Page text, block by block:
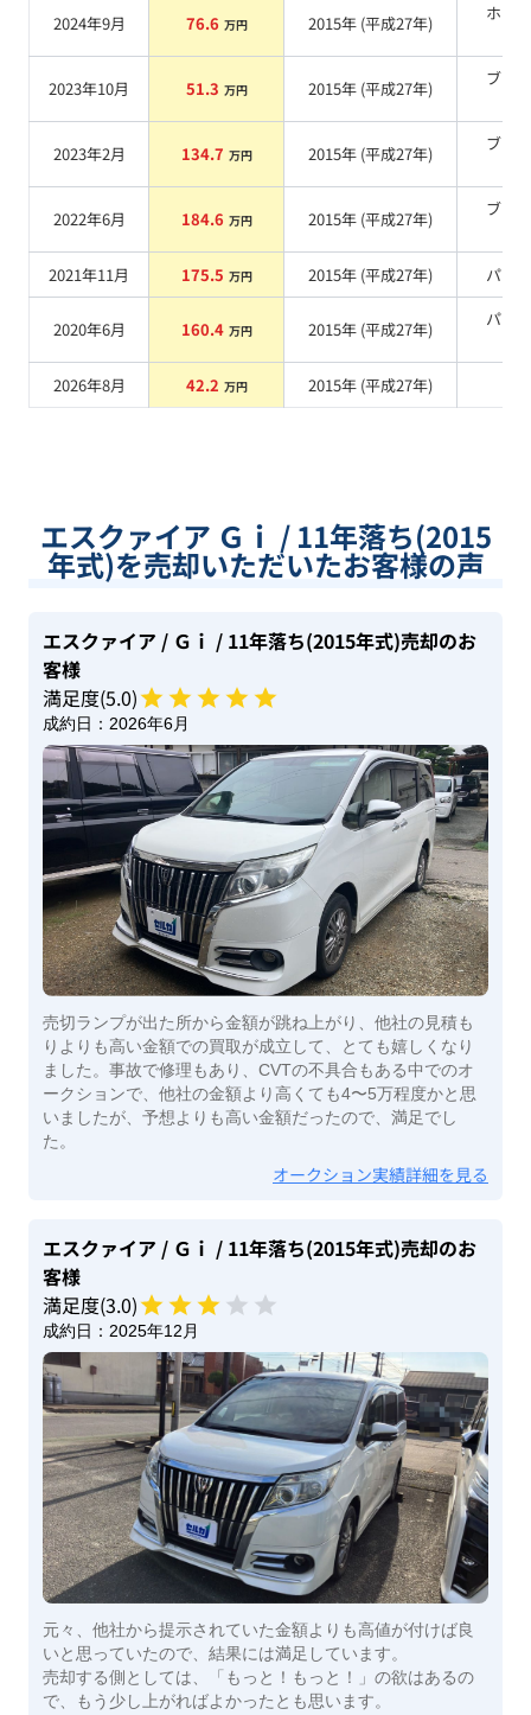
2024年9月 76.6 万円 2015年 (平成27年)
ホワ
2023年10月 51.3 万円 2015年 (平成27年)
ブラ
2023年2月 134.7 万円 2015年 (平成27年)
ブラ
2022年6月 184.6 万円 2015年 (平成27年)
ブラ
2021年11月
175.5 万円 2015年 (平成27年) パール
2020年6月 160.4 万円 2015年 (平成27年)
パー
2026年8月
42.2 万円 2015年 (平成27年)
エスクァイア Ｇｉ / 11年落ち(2015
年式)を売却いただいたお客様の声
エスクァイア / Ｇｉ / 11年落ち(2015年式)売却のお
客様
満足度(5.0)
成約日： 2026年6月
売切ランプが出た所から金額が跳ね上がり、他社の見積も
りよりも高い金額での買取が成立して、とても嬉しくなり
ました。事故で修理もあり、CVTの不具合もある中でのオ
ークションで、他社の金額より高くても4〜5万程度かと思
いましたが、予想よりも高い金額だったので、満足でし
た。
オークション実績詳細を見る
エスクァイア / Ｇｉ / 11年落ち(2015年式)売却のお
客様
満足度(3.0)
成約日： 2025年12月
元々、他社から提示されていた金額よりも高値が付けば良
いと思っていたので、結果には満足しています。
売却する側としては、「もっと！もっと！」の欲はあるの
で、もう少し上がればよかったとも思います。